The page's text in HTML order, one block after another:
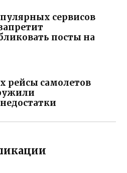
сервисов
посты на
рейсы самолетов